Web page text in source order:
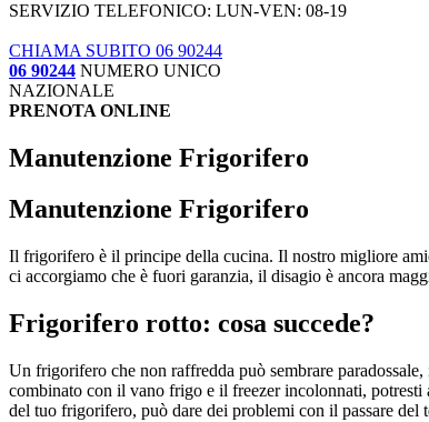
SERVIZIO TELEFONICO: LUN-VEN: 08-19
CHIAMA SUBITO 06 90244
06 90244 NUMERO UNICO
NAZIONALE
PRENOTA ONLINE
Manutenzione Frigorifero
Manutenzione Frigorifero
Il frigorifero è il principe della cucina. Il nostro migliore
ci accorgiamo che è fuori garanzia, il disagio è ancora
Frigorifero rotto: cosa succede?
Un frigorifero che non raffredda può sembrare
combinato con il vano frigo e il freezer incolonnati, potresti
del tuo frigorifero, può dare dei problemi con il passare del